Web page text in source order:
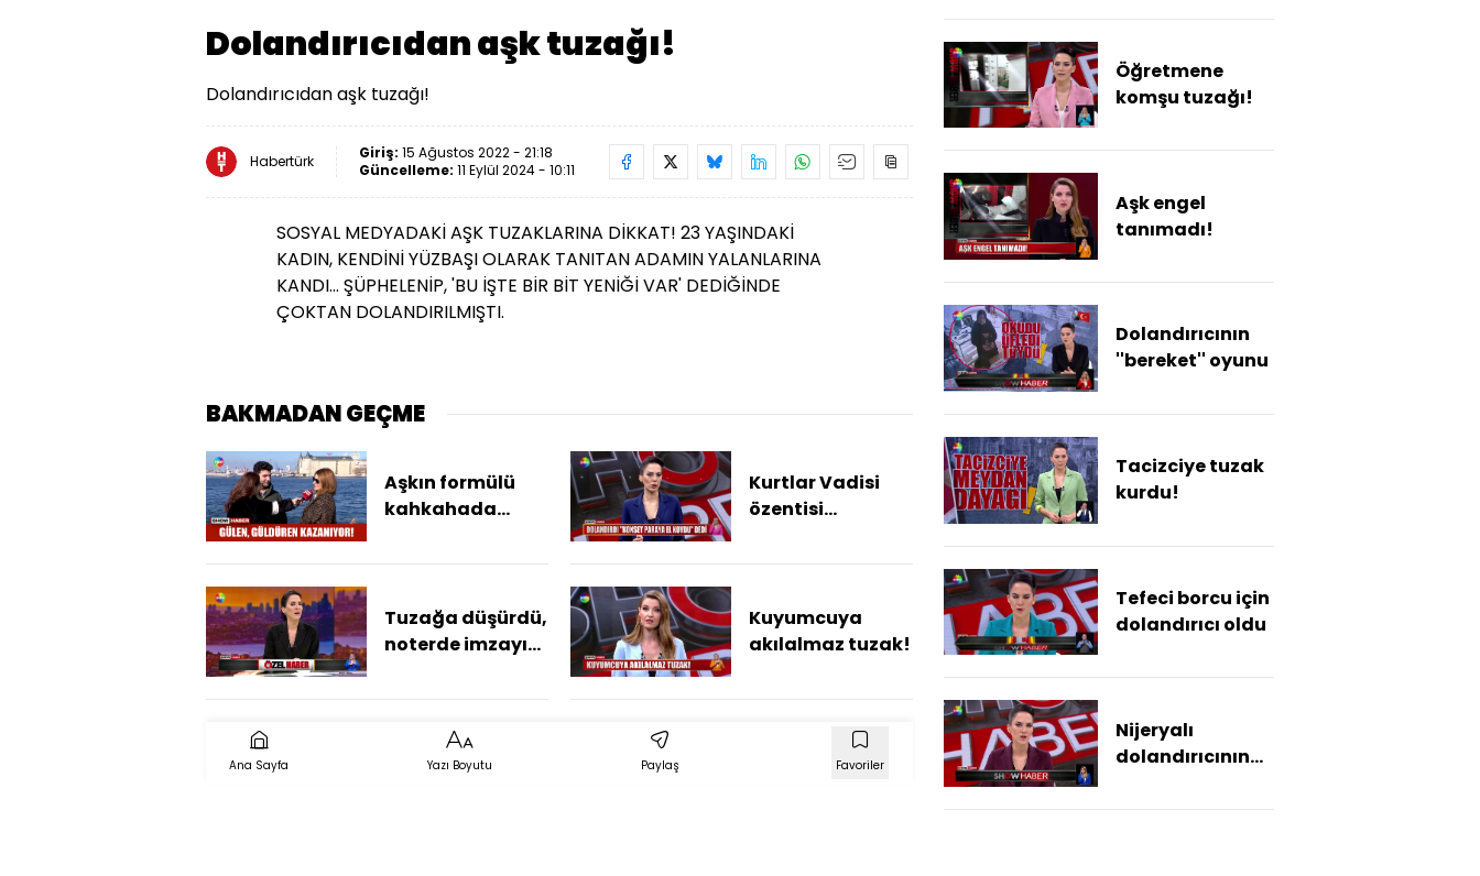
Dolandırıcıdan aşk tuzağı!
Dolandırıcıdan aşk tuzağı!
Habertürk Giriş: 15 Ağustos 2022 - 21:18
Güncelleme: 11 Eylül 2024 - 10:11
SOSYAL MEDYADAKİ AŞK TUZAKLARINA DİKKAT! 23 YAŞINDAKİ
KADIN, KENDİNİ YÜZBAŞI OLARAK TANITAN ADAMIN YALANLARINA
KANDI... ŞÜPHELENİP, 'BU İŞTE BİR BİT YENİĞİ VAR' DEDİĞİNDE
ÇOKTAN DOLANDIRILMIŞTI.
BAKMADAN GEÇME
Aşkın formülü
kahkahada
Kurtlar Vadisi
özentisi
Tuzağa düşürdü,
noterde imzayı
Kuyumcuya
akılalmaz tuzak!
Ana Sayfa Yazı Boyutu Paylaş Favoriler
Öğretmene
komşu tuzağı!
Aşk engel
tanımadı!
Dolandırıcının
''bereket'' oyunu
Tacizciye tuzak
kurdu!
Tefeci borcu için
dolandırıcı oldu
Nijeryalı
dolandırıcının
oyunu